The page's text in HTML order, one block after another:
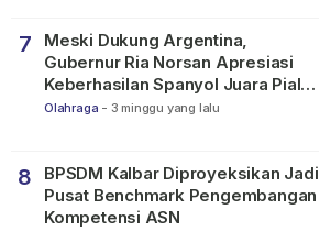
7
Meski Dukung Argentina,
Gubernur Ria Norsan Apresiasi
Keberhasilan Spanyol Juara Piala
Dunia FIFA 2026
Olahraga - 3 minggu yang lalu
8
BPSDM Kalbar Diproyeksikan Jadi
Pusat Benchmark Pengembangan
Kompetensi ASN